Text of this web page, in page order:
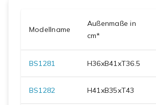
Modellname
Außenmaße in
cm*
BS1281 H36xB41 xT36.5
BS1282 H41 xB35xT43